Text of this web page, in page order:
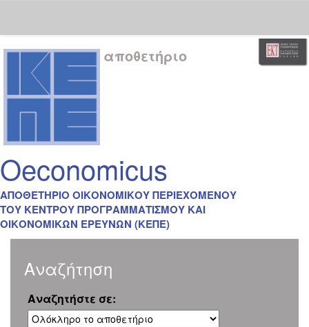
Skip
navigation
αποθετήριο
Oeconomicus
ΑΠΟΘΕΤΗΡΙΟ ΟΙΚΟΝΟΜΙΚΟΥ ΠΕΡΙΕΧΟΜΕΝΟΥ
ΤΟΥ ΚΕΝΤΡΟΥ ΠΡΟΓΡΑΜΜΑΤΙΣΜΟΥ ΚΑΙ
ΟΙΚΟΝΟΜΙΚΩΝ ΕΡΕΥΝΩΝ (ΚΕΠΕ)
Αναζήτηση
Αναζητήστε σε: